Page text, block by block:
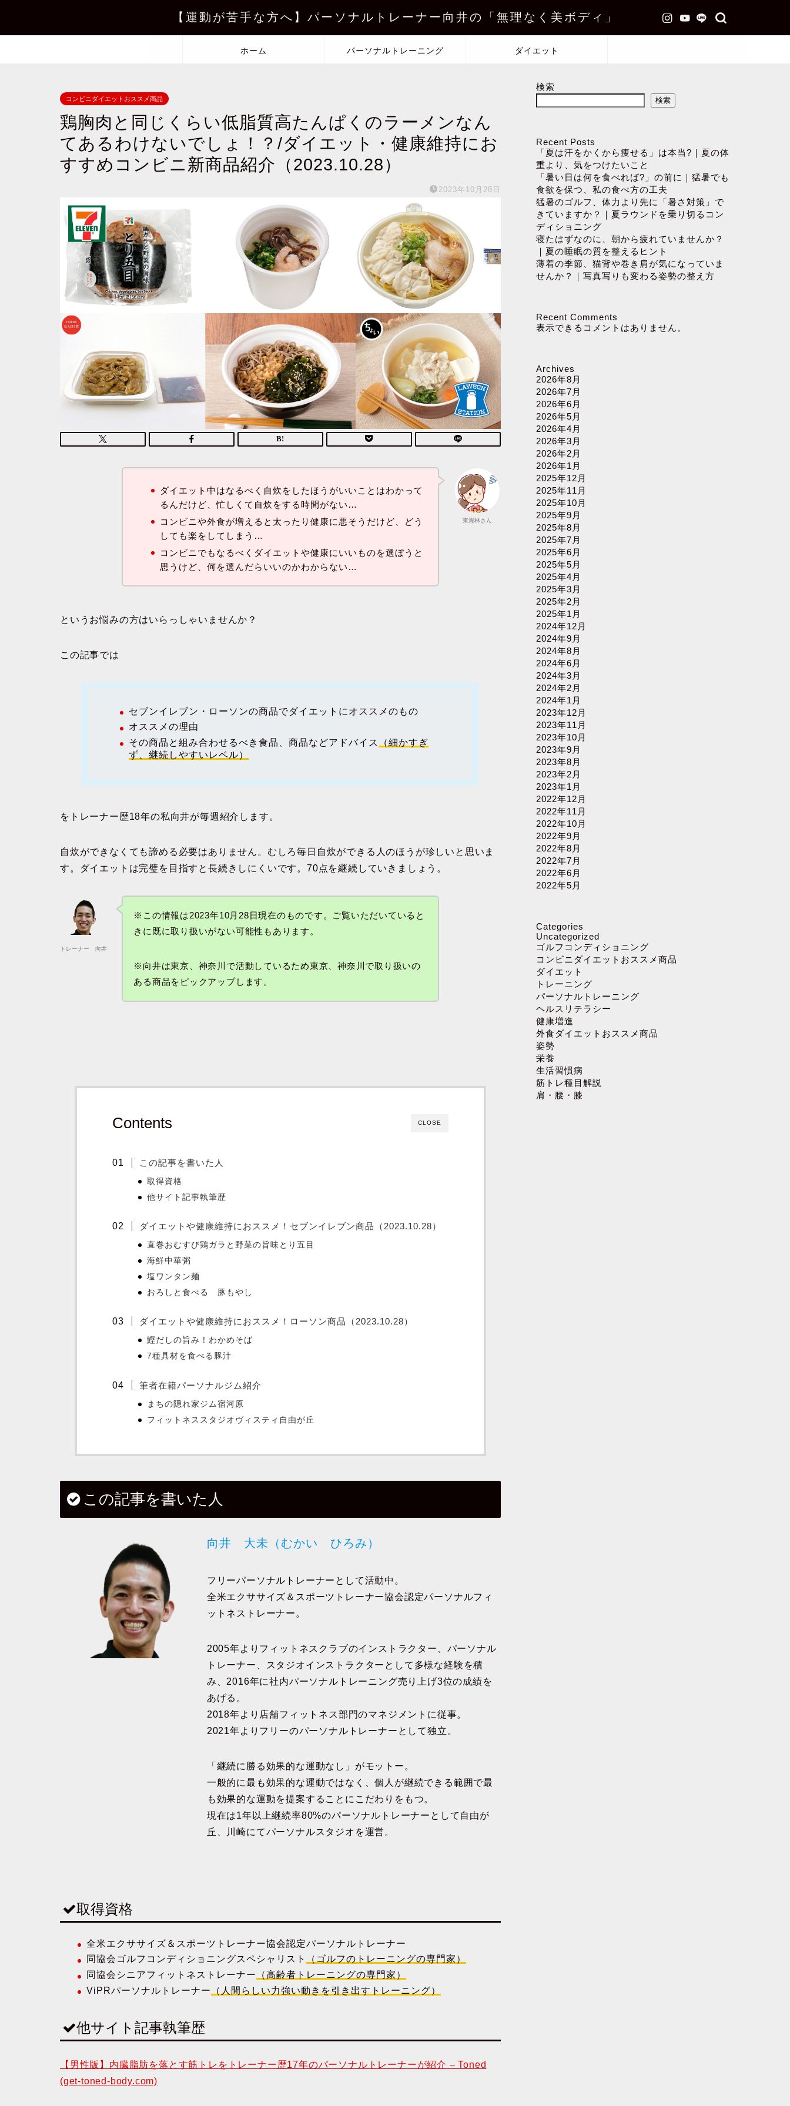
【運動が苦手な方へ】パーソナルトレーナー向井の「無理なく美ボディ」
ホーム パーソナルトレーニング ダイエット
コンビニダイエットおススメ商品
鶏胸肉と同じくらい低脂質高たんぱくのラーメンなん
てあるわけないでしょ！？/ダイエット・健康維持にお
すすめコンビニ新商品紹介（2023.10.28）
2023年10月28日
東海林さん
ダイエット中はなるべく自炊をしたほうがいいことはわかって
るんだけど、忙しくて自炊をする時間がない…
コンビニや外食が増えると太ったり健康に悪そうだけど、どう
しても楽をしてしまう…
コンビニでもなるべくダイエットや健康にいいものを選ぼうと
思うけど、何を選んだらいいのかわからない…
というお悩みの方はいらっしゃいませんか？
この記事では
セブンイレブン・ローソンの商品でダイエットにオススメのもの
オススメの理由
その商品と組み合わせるべき食品、商品などアドバイス
（細かすぎ
ず、継続しやすいレベル）
をトレーナー歴18年の私向井が毎週紹介します。
自炊ができなくても諦める必要はありません。むしろ毎日自炊ができる人のほうが珍しいと思いま
す。ダイエットは完璧を目指すと長続きしにくいです。70点を継続していきましょう。
トレーナー 向井
※この情報は2023年10月28日現在のものです。ご覧いただいていると
きに既に取り扱いがない可能性もあります。
※向井は東京、神奈川で活動しているため東京、神奈川で取り扱いの
ある商品をピックアップします。
CLOSE
Contents
この記事を書いた人
取得資格
他サイト記事執筆歴
ダイエットや健康維持におススメ！セブンイレブン商品（2023.10.28）
直巻おむすび鶏ガラと野菜の旨味とり五目
海鮮中華粥
塩ワンタン麺
おろしと食べる 豚もやし
ダイエットや健康維持におススメ！ローソン商品（2023.10.28）
鰹だしの旨み！わかめそば
7種具材を食べる豚汁
筆者在籍パーソナルジム紹介
まちの隠れ家ジム宿河原
フィットネススタジオヴィスティ自由が丘
この記事を書いた人
向井 大未（むかい ひろみ）
フリーパーソナルトレーナーとして活動中。
全米エクササイズ＆スポーツトレーナー協会認定パーソナルフィ
ットネストレーナー。
2005年よりフィットネスクラブのインストラクター、パーソナル
トレーナー、スタジオインストラクターとして多様な経験を積
み、2016年に社内パーソナルトレーニング売り上げ3位の成績を
あげる。
2018年より店舗フィットネス部門のマネジメントに従事。
2021年よりフリーのパーソナルトレーナーとして独立。
「継続に勝る効果的な運動なし」がモットー。
一般的に最も効果的な運動ではなく、個人が継続できる範囲で最
も効果的な運動を提案することにこだわりをもつ。
現在は1年以上継続率80%のパーソナルトレーナーとして自由が
丘、川崎にてパーソナルスタジオを運営。
取得資格
全米エクササイズ＆スポーツトレーナー協会認定パーソナルトレーナー
同協会ゴルフコンディショニングスペシャリスト
（ゴルフのトレーニングの専門家）
同協会シニアフィットネストレーナー
（高齢者トレーニングの専門家）
ViPRパーソナルトレーナー
（人間らしい力強い動きを引き出すトレーニング）
他サイト記事執筆歴
【男性版】内臓脂肪を落とす筋トレをトレーナー歴17年のパーソナルトレーナーが紹介 – Toned
(get-toned-body.com)
検索
検索
Recent Posts
「夏は汗をかくから痩せる」は本当?｜夏の体
重より、気をつけたいこと
「暑い日は何を食べれば?」の前に｜猛暑でも
食欲を保つ、私の食べ方の工夫
猛暑のゴルフ、体力より先に「暑さ対策」で
きていますか？｜夏ラウンドを乗り切るコン
ディショニング
寝たはずなのに、朝から疲れていませんか？
｜夏の睡眠の質を整えるヒント
薄着の季節、猫背や巻き肩が気になっていま
せんか？｜写真写りも変わる姿勢の整え方
Recent Comments
表示できるコメントはありません。
Archives
2026年8月
2026年7月
2026年6月
2026年5月
2026年4月
2026年3月
2026年2月
2026年1月
2025年12月
2025年11月
2025年10月
2025年9月
2025年8月
2025年7月
2025年6月
2025年5月
2025年4月
2025年3月
2025年2月
2025年1月
2024年12月
2024年9月
2024年8月
2024年6月
2024年3月
2024年2月
2024年1月
2023年12月
2023年11月
2023年10月
2023年9月
2023年8月
2023年2月
2023年1月
2022年12月
2022年11月
2022年10月
2022年9月
2022年8月
2022年7月
2022年6月
2022年5月
Categories
Uncategorized
ゴルフコンディショニング
コンビニダイエットおススメ商品
ダイエット
トレーニング
パーソナルトレーニング
ヘルスリテラシー
健康増進
外食ダイエットおススメ商品
姿勢
栄養
生活習慣病
筋トレ種目解説
肩・腰・膝